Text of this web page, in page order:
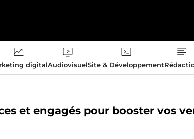
digitalAudiovisuelSite & Développement
et engagés pour booster vos